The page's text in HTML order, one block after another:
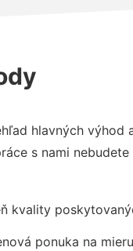
hlavných
s nami
kvality
ponuka na mieru